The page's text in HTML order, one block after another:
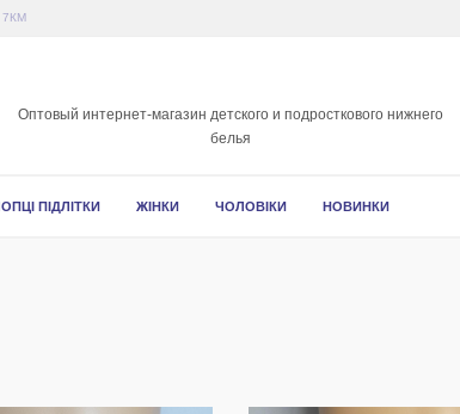
Оптовый интернет-магазин детского и подросткового нижнего
белья
ПІДЛІТКИ ЖІНКИ ЧОЛОВІКИ НОВИНКИ